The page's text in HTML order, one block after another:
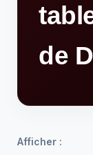
de
Afficher :